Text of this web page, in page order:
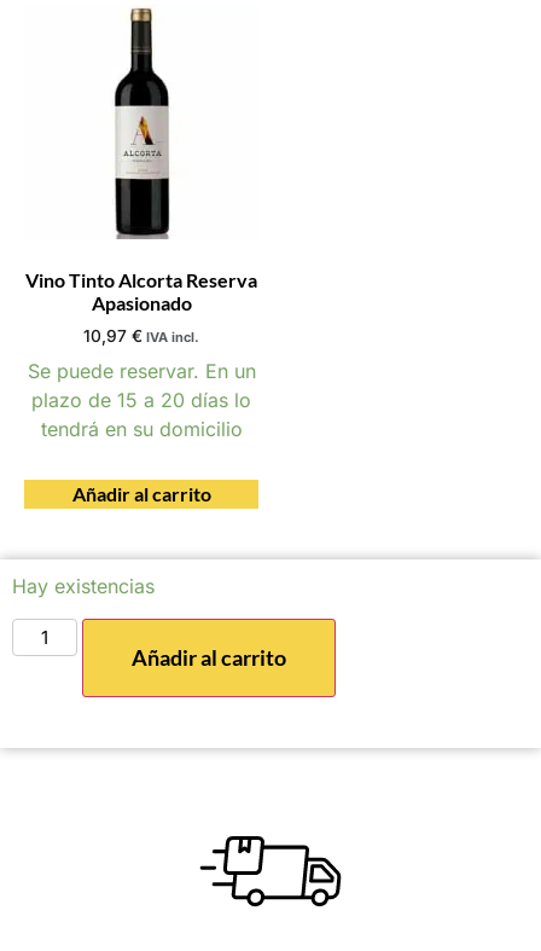
Vino Tinto Alcorta Reserva
Apasionado
10,97 € IVA incl.
Se puede reservar. En un
plazo de 15 a 20 días lo
tendrá en su domicilio
Añadir al carrito
Hay existencias
Añadir al carrito